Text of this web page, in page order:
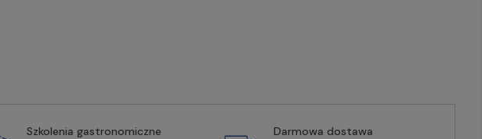
Szkolenia gastronomiczne
Darmowa dostawa